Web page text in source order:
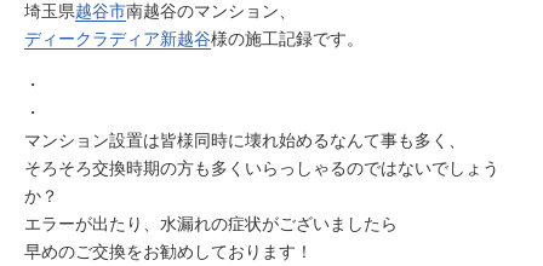
埼玉県越谷市南越谷のマンション、
ディークラディア新越谷様の施工記録です。
・
・
マンション設置は皆様同時に壊れ始めるなんて事も多く、
そろそろ交換時期の方も多くいらっしゃるのではないでしょう
か？
エラーが出たり、水漏れの症状がございましたら
早めのご交換をお勧めしております！